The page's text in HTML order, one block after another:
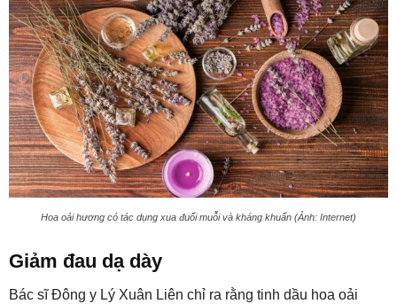
Hoa oải hương có tác dụng xua đuổi muỗi và kháng khuẩn (Ảnh: Internet)
Giảm đau dạ dày
Bác sĩ Đông y Lý Xuân Liên chỉ ra rằng tinh dầu hoa oải